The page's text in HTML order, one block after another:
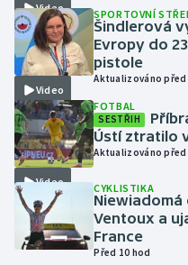
Lezení
Lyže a snowboard
Moderní pětiboj
Motorsport
Olympijské hry
Parasport
Video
Video
SPORTOVNÍ
Šindlerová
Evropy do
pistole
Aktualizováno před
Video
FOTBAL
SESTŘIH
Ústí ztratilo
Aktualizováno před
CYKLISTIKA
Ventoux a
France
Před 10 hod